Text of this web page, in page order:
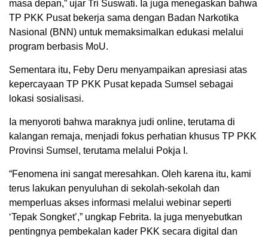
masa depan,” ujar Tri Suswati. Ia juga menegaskan bahwa
TP PKK Pusat bekerja sama dengan Badan Narkotika
Nasional (BNN) untuk memaksimalkan edukasi melalui
program berbasis MoU.
Sementara itu, Feby Deru menyampaikan apresiasi atas
kepercayaan TP PKK Pusat kepada Sumsel sebagai
lokasi sosialisasi.
Ia menyoroti bahwa maraknya judi online, terutama di
kalangan remaja, menjadi fokus perhatian khusus TP PKK
Provinsi Sumsel, terutama melalui Pokja I.
“Fenomena ini sangat meresahkan. Oleh karena itu, kami
terus lakukan penyuluhan di sekolah-sekolah dan
memperluas akses informasi melalui webinar seperti
‘Tepak Songket’,” ungkap Febrita. Ia juga menyebutkan
pentingnya pembekalan kader PKK secara digital dan